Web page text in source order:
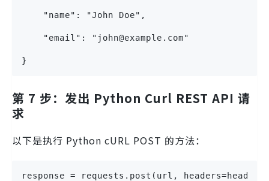
    "name": "John Doe",
    "email": "john@example.com"
}
第 7 步：发出 Python Curl REST API 请
求
以下是执行 Python cURL POST 的方法：
response = requests.post(url,